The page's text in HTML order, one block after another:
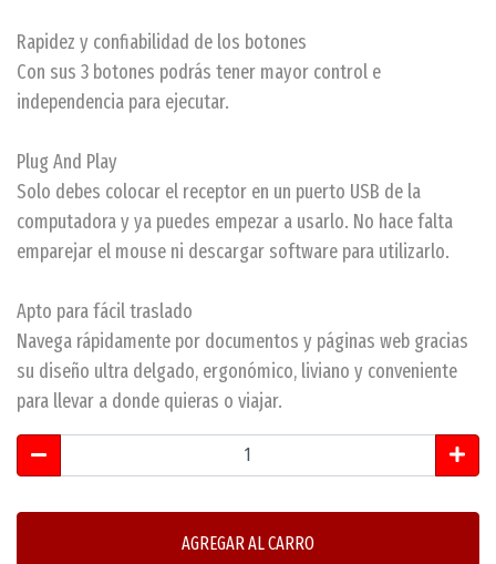
Rapidez y confiabilidad de los botones
Con sus 3 botones podrás tener mayor control e
independencia para ejecutar.
Plug And Play
Solo debes colocar el receptor en un puerto USB de la
computadora y ya puedes empezar a usarlo. No hace falta
emparejar el mouse ni descargar software para utilizarlo.
Apto para fácil traslado
Navega rápidamente por documentos y páginas web gracias
su diseño ultra delgado, ergonómico, liviano y conveniente
para llevar a donde quieras o viajar.
AGREGAR AL CARRO